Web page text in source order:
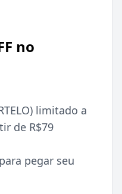
no
limitado a
de R$79
pegar seu